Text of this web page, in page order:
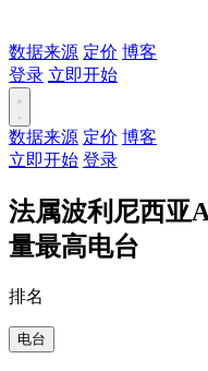
数据来源 定价 博客
登录 立即开始
数据来源 定价 博客
立即开始 登录
法属波利尼西亚
量最高电台
排名
电台